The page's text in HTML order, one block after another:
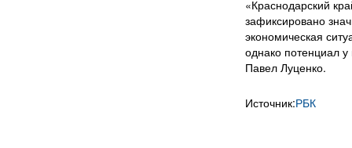
«Краснодарский
зафиксировано
экономическая
однако потенциал
Павел Луценко.
Источник:РБК